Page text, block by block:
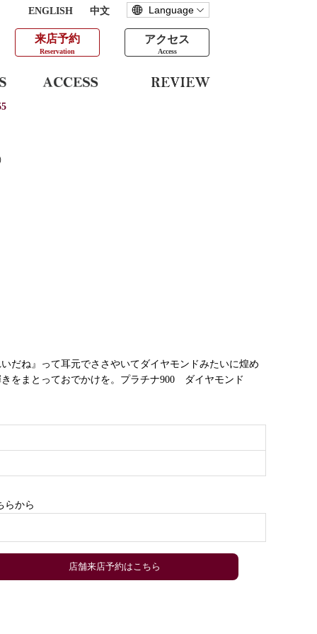
ENGLISH 中文
来店予約
Reservation
アクセス
Access
だね』って耳元でささやいてダイヤモンドみたいに煌め
をまとっておでかけを。プラチナ900 ダイヤモンド
らから
店舗来店予約はこちら